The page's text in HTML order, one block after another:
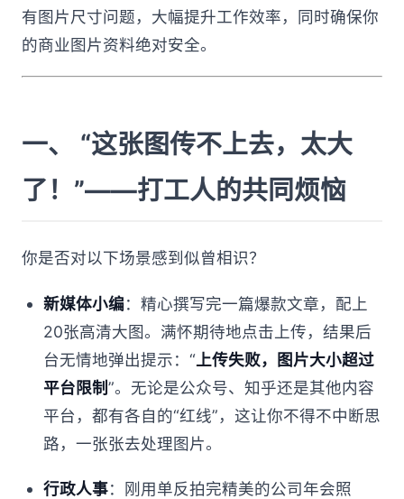
有图片尺寸问题，大幅提升工作效率，同时确保你
的商业图片资料绝对安全。
一、 “这张图传不上去，太大
了！”——打工人的共同烦恼
你是否对以下场景感到似曾相识？
新媒体小编：精心撰写完一篇爆款文章，配上
20张高清大图。满怀期待地点击上传，结果后
台无情地弹出提示：“ 上传失败，图片大小超过
平台限制”。无论是公众号、知乎还是其他内容
平台，都有各自的“红线”，这让你不得不中断思
路，一张张去处理图片。
行政人事：刚用单反拍完精美的公司年会照